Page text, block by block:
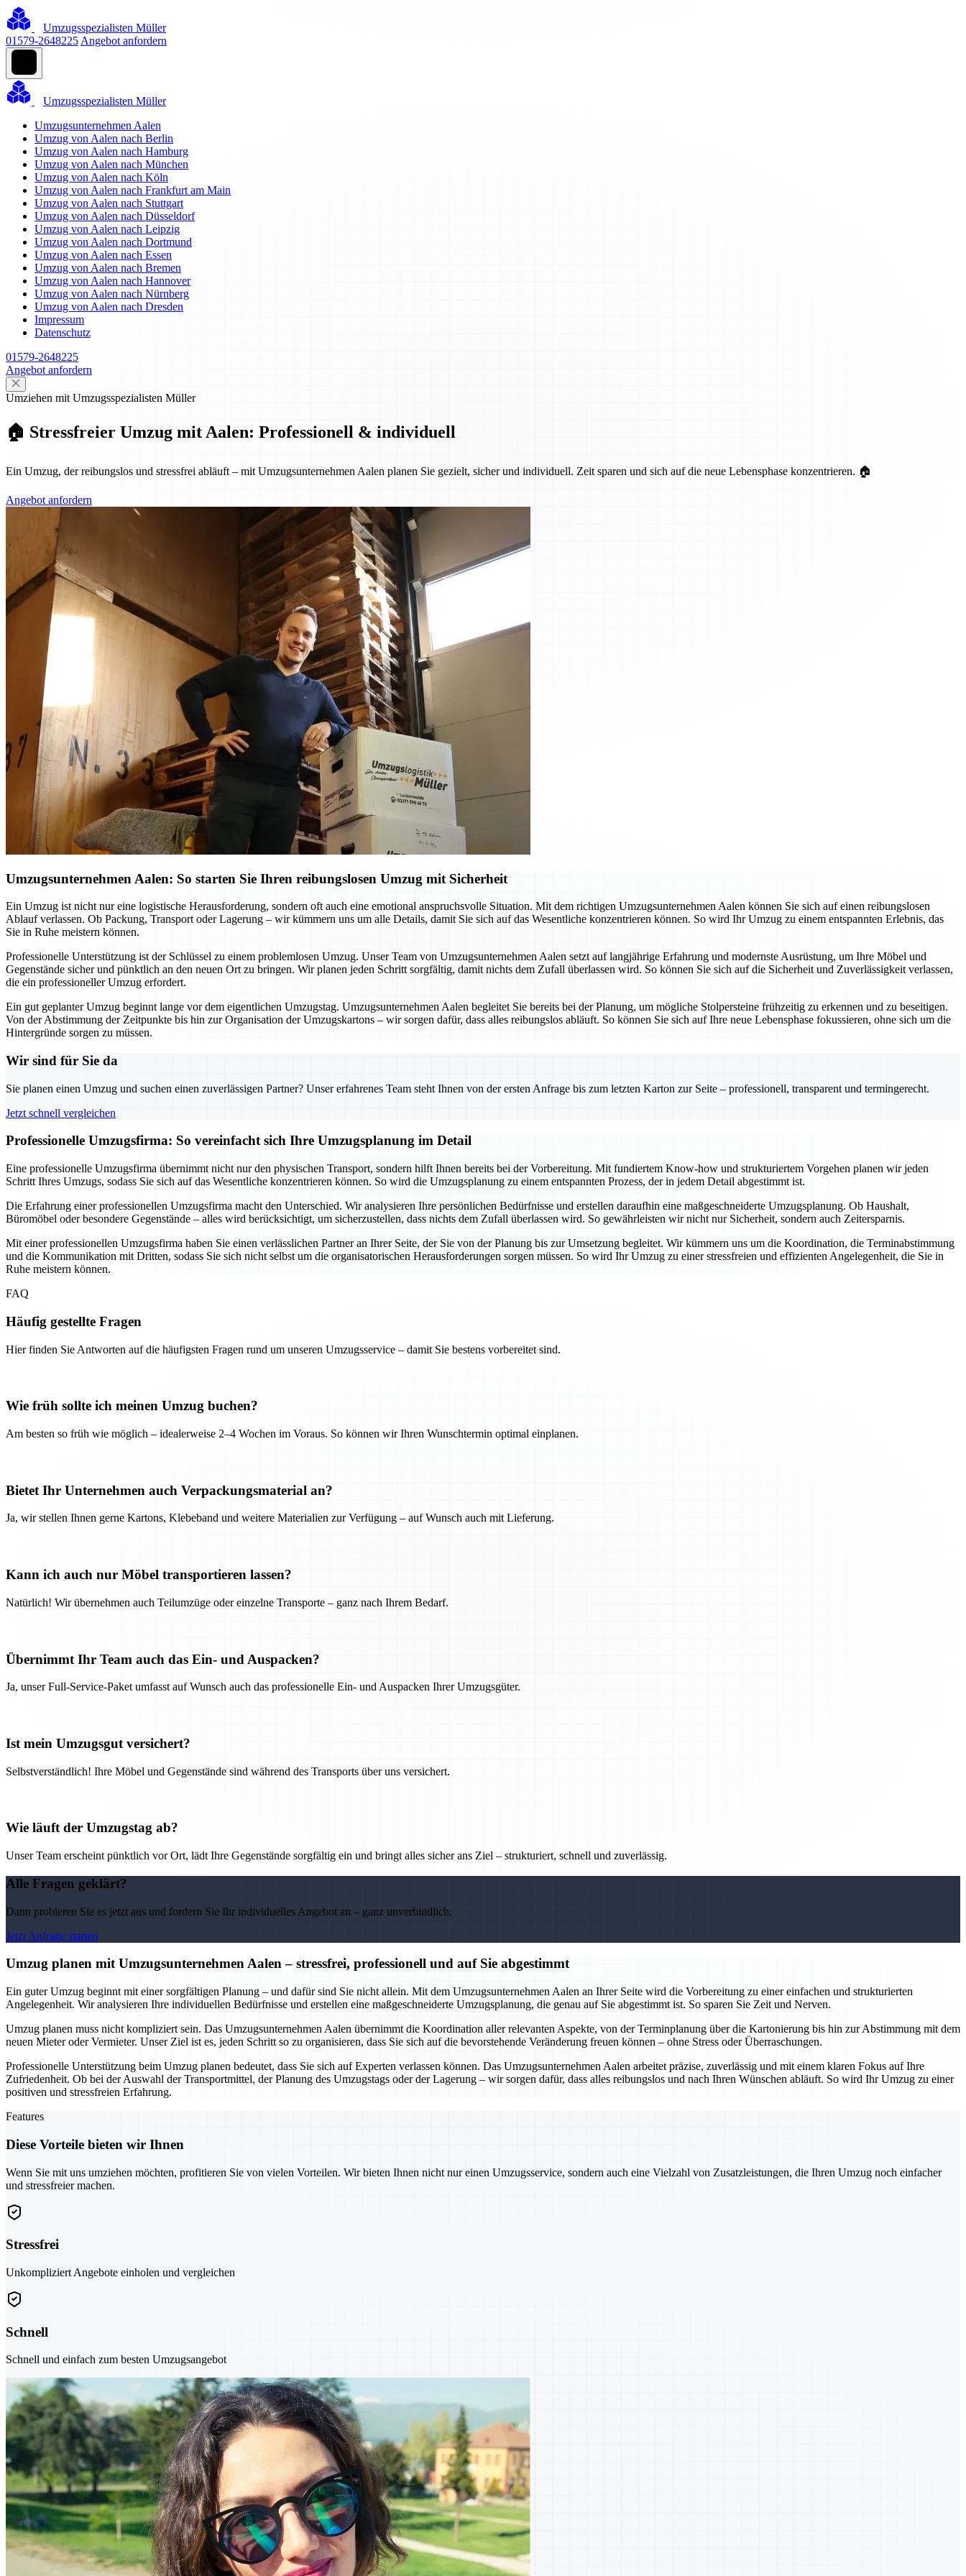
Umzugsspezialisten Müller
01579-2648225 Angebot anfordern
Umzugsspezialisten Müller
Umzugsunternehmen Aalen
Umzug von Aalen nach Berlin
Umzug von Aalen nach Hamburg
Umzug von Aalen nach München
Umzug von Aalen nach Köln
Umzug von Aalen nach Frankfurt am Main
Umzug von Aalen nach Stuttgart
Umzug von Aalen nach Düsseldorf
Umzug von Aalen nach Leipzig
Umzug von Aalen nach Dortmund
Umzug von Aalen nach Essen
Umzug von Aalen nach Bremen
Umzug von Aalen nach Hannover
Umzug von Aalen nach Nürnberg
Umzug von Aalen nach Dresden
Impressum
Datenschutz
01579-2648225
Angebot anfordern
Umziehen mit Umzugsspezialisten Müller
🏠 Stressfreier Umzug mit Aalen: Professionell & individuell
Ein Umzug, der reibungslos und stressfrei abläuft – mit Umzugsunternehmen Aalen planen Sie gezielt, sicher und individuell. Zeit sparen und sich auf die neue Lebensphase konzentrieren. 🏠
Angebot anfordern
Umzugsunternehmen Aalen: So starten Sie Ihren reibungslosen Umzug mit Sicherheit
Ein Umzug ist nicht nur eine logistische Herausforderung, sondern oft auch eine emotional anspruchsvolle Situation. Mit dem richtigen Umzugsunternehmen Aalen können Sie sich auf einen reibungslosen
Ablauf verlassen. Ob Packung, Transport oder Lagerung – wir kümmern uns um alle Details, damit Sie sich auf das Wesentliche konzentrieren können. So wird Ihr Umzug zu einem entspannten Erlebnis, das
Sie in Ruhe meistern können.
Professionelle Unterstützung ist der Schlüssel zu einem problemlosen Umzug. Unser Team von Umzugsunternehmen Aalen setzt auf langjährige Erfahrung und modernste Ausrüstung, um Ihre Möbel und
Gegenstände sicher und pünktlich an den neuen Ort zu bringen. Wir planen jeden Schritt sorgfältig, damit nichts dem Zufall überlassen wird. So können Sie sich auf die Sicherheit und Zuverlässigkeit verlassen,
die ein professioneller Umzug erfordert.
Ein gut geplanter Umzug beginnt lange vor dem eigentlichen Umzugstag. Umzugsunternehmen Aalen begleitet Sie bereits bei der Planung, um mögliche Stolpersteine frühzeitig zu erkennen und zu beseitigen.
Von der Abstimmung der Zeitpunkte bis hin zur Organisation der Umzugskartons – wir sorgen dafür, dass alles reibungslos abläuft. So können Sie sich auf Ihre neue Lebensphase fokussieren, ohne sich um die
Hintergründe sorgen zu müssen.
Wir sind für Sie da
Sie planen einen Umzug und suchen einen zuverlässigen Partner? Unser erfahrenes Team steht Ihnen von der ersten Anfrage bis zum letzten Karton zur Seite – professionell, transparent und termingerecht.
Jetzt schnell vergleichen
Professionelle Umzugsfirma: So vereinfacht sich Ihre Umzugsplanung im Detail
Eine professionelle Umzugsfirma übernimmt nicht nur den physischen Transport, sondern hilft Ihnen bereits bei der Vorbereitung. Mit fundiertem Know-how und strukturiertem Vorgehen planen wir jeden
Schritt Ihres Umzugs, sodass Sie sich auf das Wesentliche konzentrieren können. So wird die Umzugsplanung zu einem entspannten Prozess, der in jedem Detail abgestimmt ist.
Die Erfahrung einer professionellen Umzugsfirma macht den Unterschied. Wir analysieren Ihre persönlichen Bedürfnisse und erstellen daraufhin eine maßgeschneiderte Umzugsplanung. Ob Haushalt,
Büromöbel oder besondere Gegenstände – alles wird berücksichtigt, um sicherzustellen, dass nichts dem Zufall überlassen wird. So gewährleisten wir nicht nur Sicherheit, sondern auch Zeitersparnis.
Mit einer professionellen Umzugsfirma haben Sie einen verlässlichen Partner an Ihrer Seite, der Sie von der Planung bis zur Umsetzung begleitet. Wir kümmern uns um die Koordination, die Terminabstimmung
und die Kommunikation mit Dritten, sodass Sie sich nicht selbst um die organisatorischen Herausforderungen sorgen müssen. So wird Ihr Umzug zu einer stressfreien und effizienten Angelegenheit, die Sie in
Ruhe meistern können.
FAQ
Häufig gestellte Fragen
Hier finden Sie Antworten auf die häufigsten Fragen rund um unseren Umzugsservice – damit Sie bestens vorbereitet sind.
Wie früh sollte ich meinen Umzug buchen?
Am besten so früh wie möglich – idealerweise 2–4 Wochen im Voraus. So können wir Ihren Wunschtermin optimal einplanen.
Bietet Ihr Unternehmen auch Verpackungsmaterial an?
Ja, wir stellen Ihnen gerne Kartons, Klebeband und weitere Materialien zur Verfügung – auf Wunsch auch mit Lieferung.
Kann ich auch nur Möbel transportieren lassen?
Natürlich! Wir übernehmen auch Teilumzüge oder einzelne Transporte – ganz nach Ihrem Bedarf.
Übernimmt Ihr Team auch das Ein- und Auspacken?
Ja, unser Full-Service-Paket umfasst auf Wunsch auch das professionelle Ein- und Auspacken Ihrer Umzugsgüter.
Ist mein Umzugsgut versichert?
Selbstverständlich! Ihre Möbel und Gegenstände sind während des Transports über uns versichert.
Wie läuft der Umzugstag ab?
Unser Team erscheint pünktlich vor Ort, lädt Ihre Gegenstände sorgfältig ein und bringt alles sicher ans Ziel – strukturiert, schnell und zuverlässig.
Alle Fragen geklärt?
Dann probieren Sie es jetzt aus und fordern Sie Ihr individuelles Angebot an – ganz unverbindlich.
Jetzt Anfrage starten
Umzug planen mit Umzugsunternehmen Aalen – stressfrei, professionell und auf Sie abgestimmt
Ein guter Umzug beginnt mit einer sorgfältigen Planung – und dafür sind Sie nicht allein. Mit dem Umzugsunternehmen Aalen an Ihrer Seite wird die Vorbereitung zu einer einfachen und strukturierten
Angelegenheit. Wir analysieren Ihre individuellen Bedürfnisse und erstellen eine maßgeschneiderte Umzugsplanung, die genau auf Sie abgestimmt ist. So sparen Sie Zeit und Nerven.
Umzug planen muss nicht kompliziert sein. Das Umzugsunternehmen Aalen übernimmt die Koordination aller relevanten Aspekte, von der Terminplanung über die Kartonierung bis hin zur Abstimmung mit dem
neuen Mieter oder Vermieter. Unser Ziel ist es, jeden Schritt so zu organisieren, dass Sie sich auf die bevorstehende Veränderung freuen können – ohne Stress oder Überraschungen.
Professionelle Unterstützung beim Umzug planen bedeutet, dass Sie sich auf Experten verlassen können. Das Umzugsunternehmen Aalen arbeitet präzise, zuverlässig und mit einem klaren Fokus auf Ihre
Zufriedenheit. Ob bei der Auswahl der Transportmittel, der Planung des Umzugstags oder der Lagerung – wir sorgen dafür, dass alles reibungslos und nach Ihren Wünschen abläuft. So wird Ihr Umzug zu einer
positiven und stressfreien Erfahrung.
Features
Diese Vorteile bieten wir Ihnen
Wenn Sie mit uns umziehen möchten, profitieren Sie von vielen Vorteilen. Wir bieten Ihnen nicht nur einen Umzugsservice, sondern auch eine Vielzahl von Zusatzleistungen, die Ihren Umzug noch einfacher
und stressfreier machen.
Stressfrei
Unkompliziert Angebote einholen und vergleichen
Schnell
Schnell und einfach zum besten Umzugsangebot